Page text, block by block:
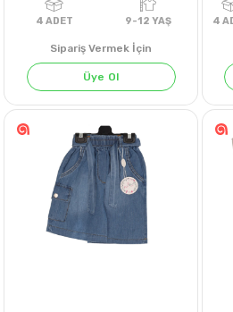
Sipariş Vermek İçin
Üye Ol